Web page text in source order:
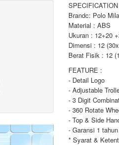
Brandc: Polo
Material : ABS
Ukuran : 12+20
Dimensi : 12
Berat Fisik : 12
FEATURE :
- Detail Logo
- Adjustable
- 3 Digit
- 360 Rotate
- Top & Side
- Garansi 1
* Syarat &